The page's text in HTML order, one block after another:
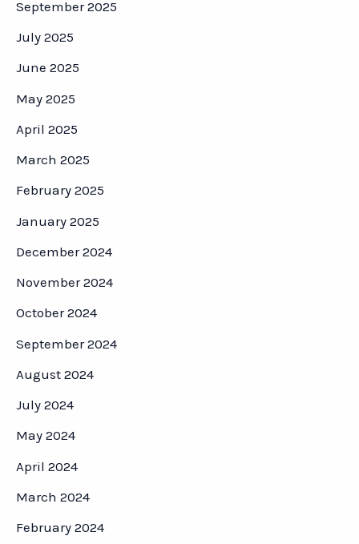
September 2025
July 2025
June 2025
May 2025
April 2025
March 2025
February 2025
January 2025
December 2024
November 2024
October 2024
September 2024
August 2024
July 2024
May 2024
April 2024
March 2024
February 2024